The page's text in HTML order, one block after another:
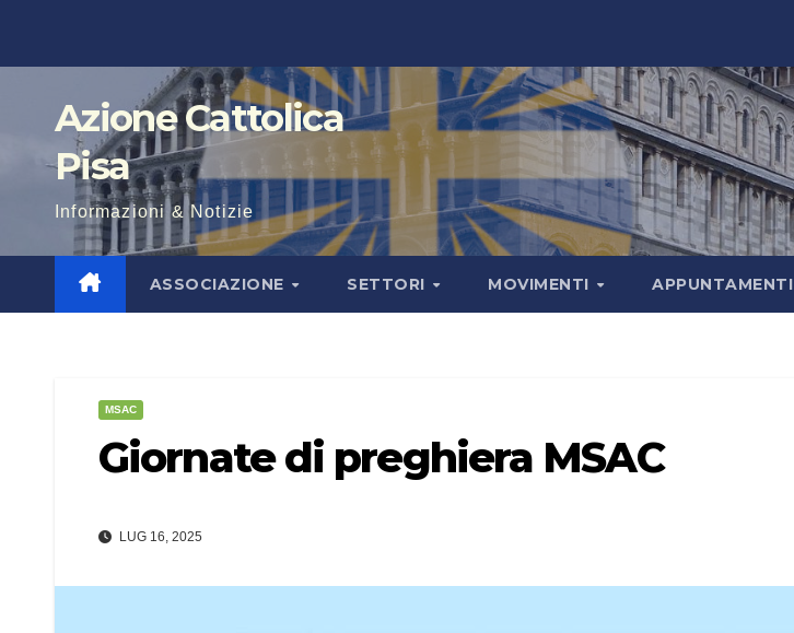
Azione Cattolica
Pisa
Informazioni & Notizie
ASSOCIAZIONE SETTORI MOVIMENTI APPUNTAMENTI
MSAC
Giornate di preghiera MSAC
LUG 16, 2025